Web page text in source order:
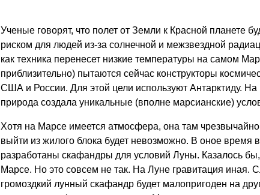
Ученые говорят, что полет от Земли к Красной планете
риском для людей из-за солнечной и межзвездной
как техника перенесет низкие температуры на самом
приблизительно) пытаются сейчас конструкторы
США и России. Для этой цели используют Антарктиду.
природа создала уникальные (вполне марсианские)
Хотя на Марсе имеется атмосфера, она там
выйти из жилого блока будет невозможно. В оное
разработаны скафандры для условий Луны. Казалось
Марсе. Но это совсем не так. На Луне гравитация иная.
громоздкий лунный скафандр будет малопригоден на